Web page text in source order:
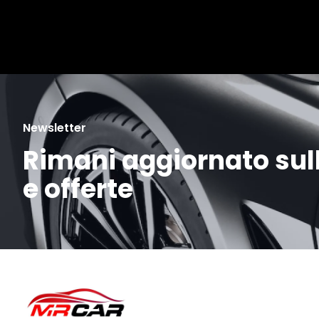
Newsletter
Rimani aggiornato
e offerte